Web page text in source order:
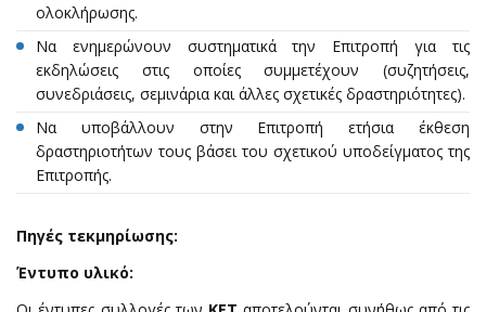
ολοκλήρωσης.
Να ενημερώνουν συστηματικά την Επιτροπή για τις
εκδηλώσεις στις οποίες συμμετέχουν (συζητήσεις,
συνεδριάσεις, σεμινάρια και άλλες σχετικές δραστηριότητες).
Να υποβάλλουν στην Επιτροπή ετήσια έκθεση
δραστηριοτήτων τους βάσει του σχετικού υποδείγματος της
Επιτροπής.
Πηγές τεκμηρίωσης:
Έντυπο υλικό: